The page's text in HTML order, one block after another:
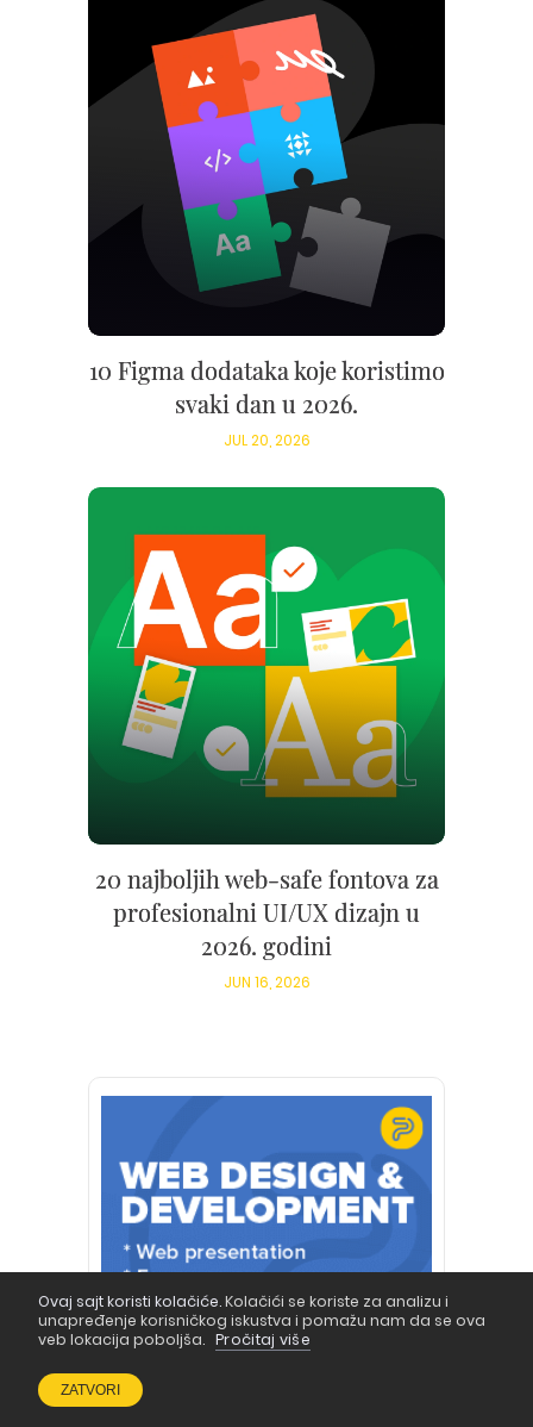
10 Figma dodataka koje koristimo
svaki dan u 2026.
JUL 20, 2026
20 najboljih web-safe fontova za
profesionalni UI/UX dizajn u
2026. godini
JUN 16, 2026
Ovaj sajt koristi kolačiće.Kolačići se koriste za analizu i
unapređenje korisničkog iskustva i pomažu nam da se ova
veb lokacija poboljša. Pročitaj više
ZATVORI